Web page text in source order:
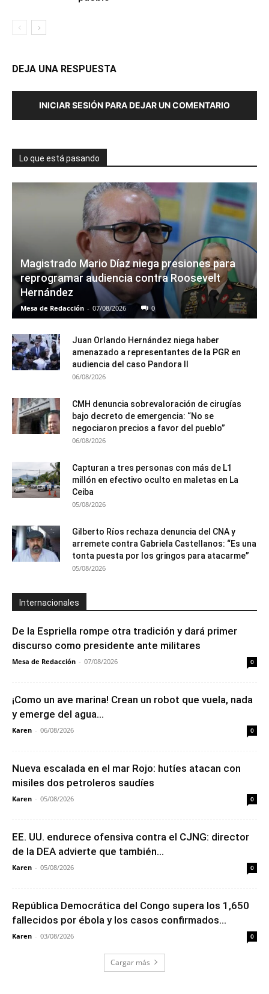
DEJA UNA RESPUESTA
INICIAR SESIÓN PARA DEJAR UN COMENTARIO
Lo que está pasando
Magistrado Mario Díaz niega presiones para
reprogramar audiencia contra Roosevelt
Hernández
Mesa de Redacción - 07/08/2026 0
Juan Orlando Hernández niega haber
amenazado a representantes de la PGR en
audiencia del caso Pandora II
06/08/2026
CMH denuncia sobrevaloración de cirugías
bajo decreto de emergencia: “No se
negociaron precios a favor del pueblo”
06/08/2026
Capturan a tres personas con más de L1
millón en efectivo oculto en maletas en La
Ceiba
05/08/2026
Gilberto Ríos rechaza denuncia del CNA y
arremete contra Gabriela Castellanos: “Es una
tonta puesta por los gringos para atacarme”
05/08/2026
Internacionales
De la Espriella rompe otra tradición y dará primer
discurso como presidente ante militares
Mesa de Redacción - 07/08/2026 0
¡Como un ave marina! Crean un robot que vuela, nada
y emerge del agua...
Karen - 06/08/2026 0
Nueva escalada en el mar Rojo: hutíes atacan con
misiles dos petroleros saudíes
Karen - 05/08/2026 0
EE. UU. endurece ofensiva contra el CJNG: director
de la DEA advierte que también...
Karen - 05/08/2026 0
República Democrática del Congo supera los 1,650
fallecidos por ébola y los casos confirmados...
Karen - 03/08/2026 0
Cargar más